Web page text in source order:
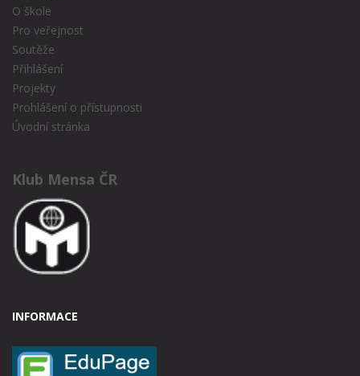
O škole
Pro veřejnost
Soutěže
Přihlášení
Projekty
Prohlášení o přístupnosti
Úvodní stránka
Klub Mensa ČR
INFORMACE